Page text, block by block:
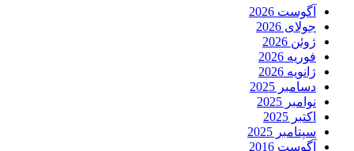
آگوست 2026
جولای 2026
ژوئن 2026
فوریه 2026
ژانویه 2026
دسامبر 2025
نوامبر 2025
اکتبر 2025
سپتامبر 2025
آگوست 2016